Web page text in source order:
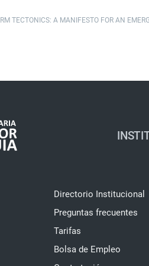
TECTONICS: A MANIFESTO FOR AN
Directorio Institucional
Preguntas frecuentes
Tarifas
Bolsa de Empleo